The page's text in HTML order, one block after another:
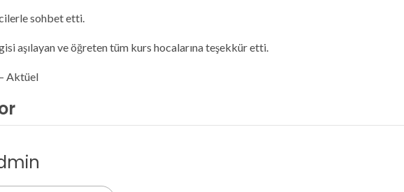
sohbet etti.
aşılayan ve öğreten tüm kurs hocalarına teşekkür etti.
Aktüel